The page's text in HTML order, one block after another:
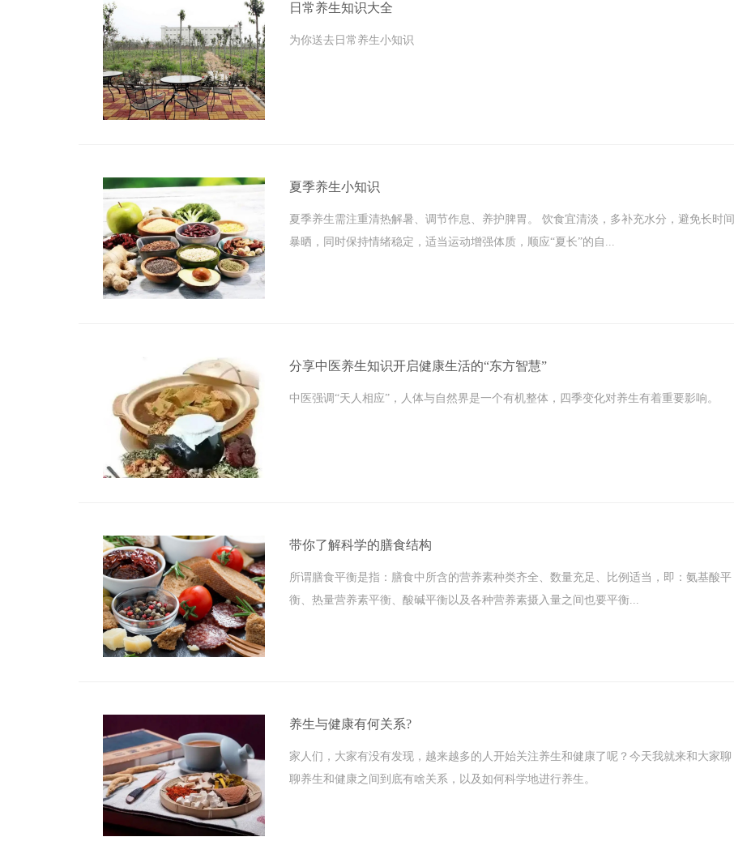
日常养生知识大全
为你送去日常养生小知识
夏季养生小知识
夏季养生需注重清热解暑、调节作息、养护脾胃。 饮食宜清淡，多补充水分，避免长时间
暴晒，同时保持情绪稳定，适当运动增强体质，顺应“夏长”的自...
分享中医养生知识开启健康生活的“东方智慧”
中医强调“天人相应”，人体与自然界是一个有机整体，四季变化对养生有着重要影响。
带你了解科学的膳食结构
所谓膳食平衡是指：膳食中所含的营养素种类齐全、数量充足、比例适当，即：氨基酸平
衡、热量营养素平衡、酸碱平衡以及各种营养素摄入量之间也要平衡...
养生与健康有何关系?
家人们，大家有没有发现，越来越多的人开始关注养生和健康了呢？今天我就来和大家聊
聊养生和健康之间到底有啥关系，以及如何科学地进行养生。